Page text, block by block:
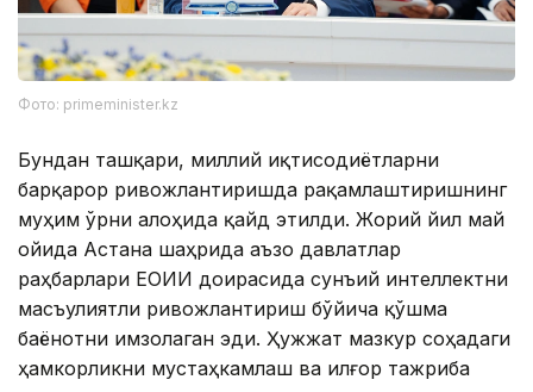
Фото: primeminister.kz
Бундан ташқари, миллий иқтисодиётларни
барқарор ривожлантиришда рақамлаштиришнинг
муҳим ўрни алоҳида қайд этилди. Жорий йил май
ойида Астана шаҳрида аъзо давлатлар
раҳбарлари ЕОИИ доирасида сунъий интеллектни
масъулиятли ривожлантириш бўйича қўшма
баёнотни имзолаган эди. Ҳужжат мазкур соҳадаги
ҳамкорликни мустаҳкамлаш ва илғор тажриба